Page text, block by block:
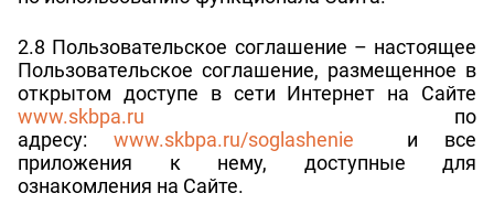
2.8 Пользовательское соглашение – настоящее
Пользовательское соглашение, размещенное в
открытом доступе в сети Интернет на Сайте
www.skbpa.ru по
адресу: www.skbpa.ru/soglashenie и все
приложения к нему, доступные для
ознакомления на Сайте.